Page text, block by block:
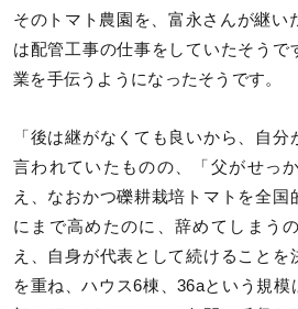
そのトマト農園を、富永さんが継い
は配管工事の仕事をしていたそうで
業を手伝うようになったそうです。
「後は継がなくても良いから、自
言われていたものの、「父がせっ
え、なおかつ礫耕栽培トマトを全国
にまで高めたのに、辞めてしまう
え、自身が代表として続けることを
を重ね、ハウス6棟、36aという規模